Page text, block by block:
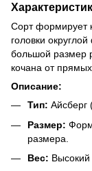
Сорт формирует
головки
большой размер
кочана от
Описание:
Тип: Айсберг
Размер:
размера.
Вес: